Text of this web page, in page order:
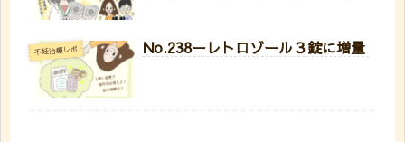
不妊治療レポ No.238ーレトロゾール３錠に増量